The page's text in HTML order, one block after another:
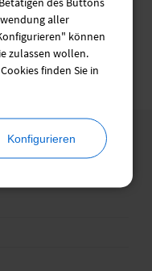
aller
können
zulassen wollen.
finden Sie in
Konfigurieren